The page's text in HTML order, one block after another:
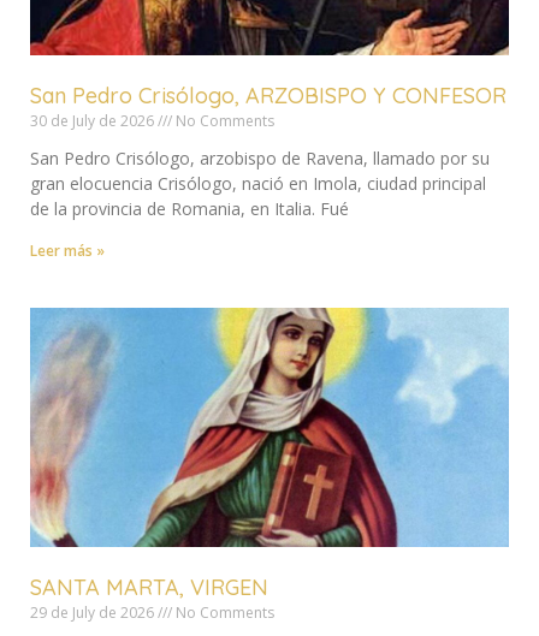
San Pedro Crisólogo, ARZOBISPO Y CONFESOR
30 de July de 2026 No Comments
San Pedro Crisólogo, arzobispo de Ravena, llamado por su
gran elocuencia Crisólogo, nació en Imola, ciudad principal
de la provincia de Romania, en Italia. Fué
Leer más »
SANTA MARTA, VIRGEN
29 de July de 2026 No Comments